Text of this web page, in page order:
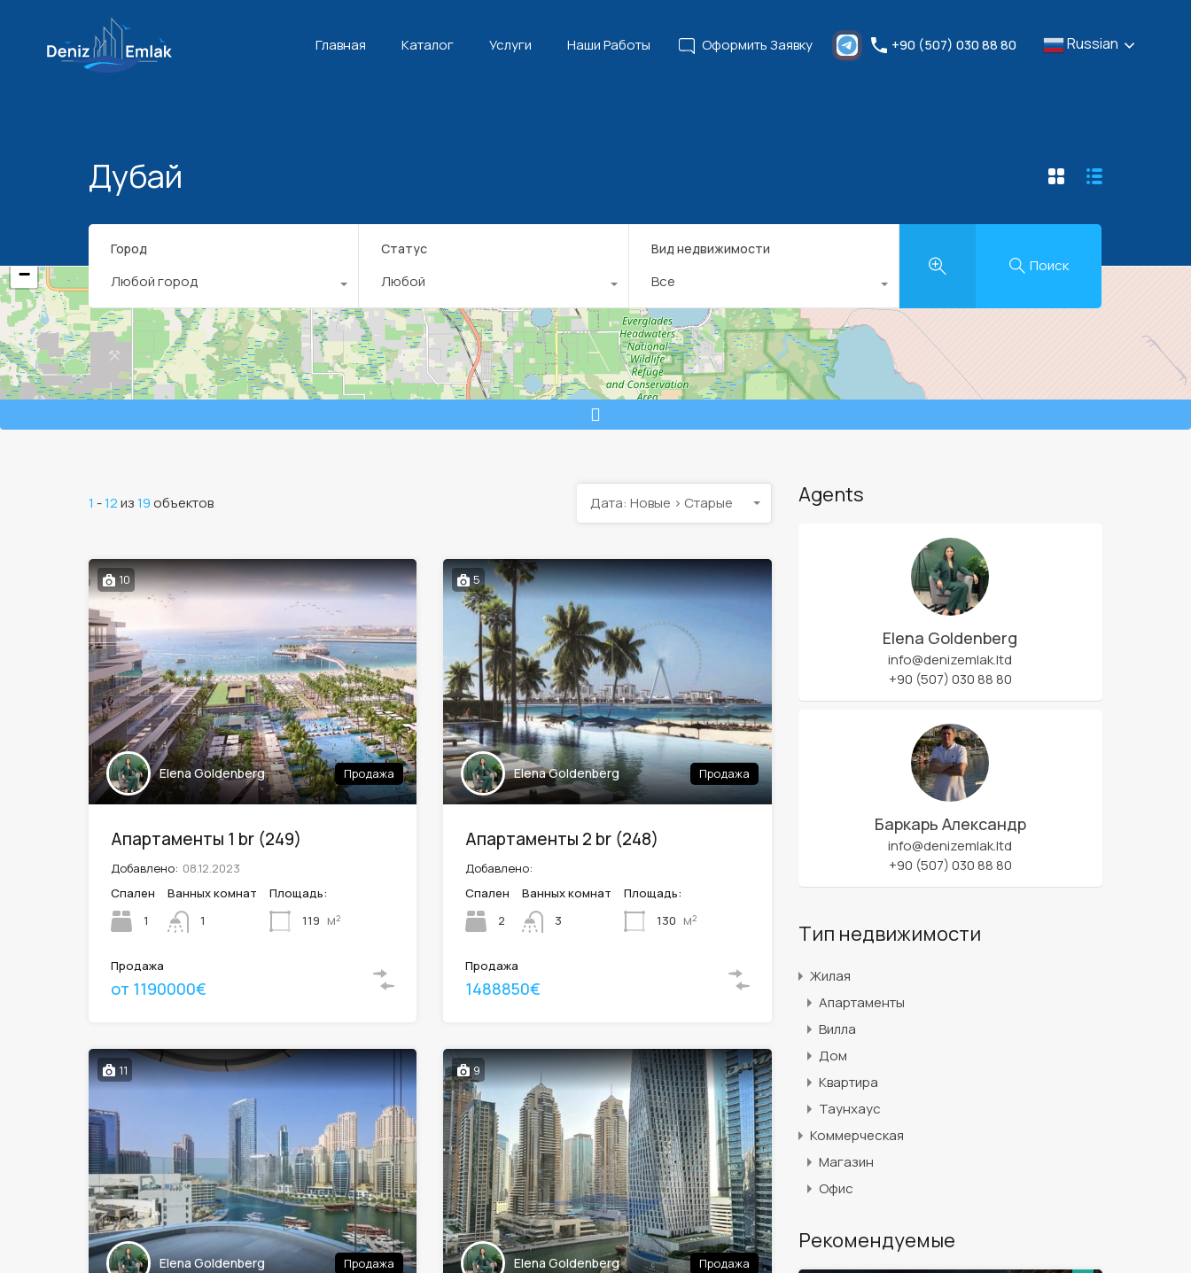
Оформить Заявку
Главная Каталог Услуги Наши Работы Оформить Заявку +90 (507) 030 88 80 Russian
Дубай
Город
Любой город
Статус
Любой
Вид недвижимости
Все
Поиск
−
1 -12из19 объектов Дата: Новые > Старые
10
Elena Goldenberg Продажа
Апартаменты 1 br (249)
Добавлено: 08.12.2023
Спален
1
Ванных комнат
1
Площадь:
119 м²
Продажа
от 1190000€
5
Elena Goldenberg Продажа
Апартаменты 2 br (248)
Добавлено:
Спален
2
Ванных комнат
3
Площадь:
130 м²
Продажа
1488850€
11
Elena Goldenberg Продажа
9
Elena Goldenberg Продажа
Agents
Elena Goldenberg
info@denizemlak.ltd
+90 (507) 030 88 80
Баркарь Александр
info@denizemlak.ltd
+90 (507) 030 88 80
Тип недвижимости
Жилая
Апартаменты
Вилла
Дом
Квартира
Таунхаус
Коммерческая
Магазин
Офис
Рекомендуемые